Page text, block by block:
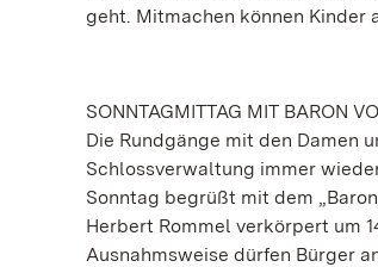
geht. Mitmachen können Kinder
SONNTAGMITTAG MIT BARON
Die Rundgänge mit den Damen
Schlossverwaltung immer
Sonntag begrüßt mit dem
Herbert Rommel verkörpert um
Ausnahmsweise dürfen Bürger